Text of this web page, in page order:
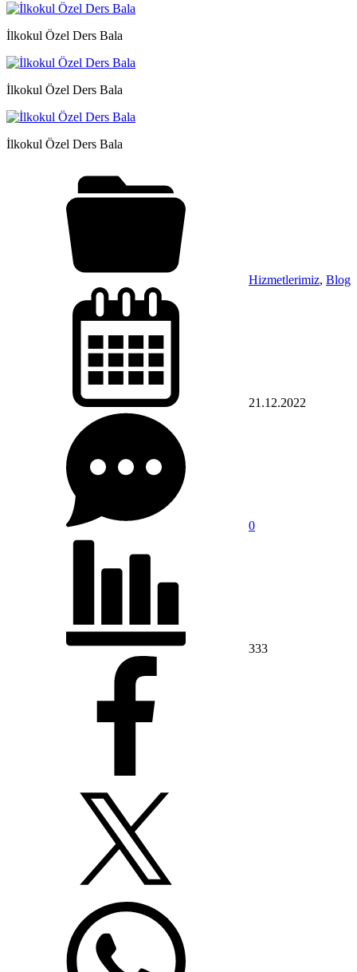
İlkokul Özel Ders Bala
İlkokul Özel Ders Bala
İlkokul Özel Ders Bala
Hizmetlerimiz, Blog
21.12.2022
0
333